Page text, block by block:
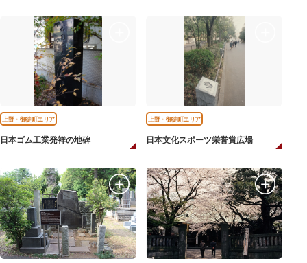
上野・御徒町エリア
日本ゴム工業発祥の地碑
上野・御徒町エリア
日本文化スポーツ栄誉賞広場